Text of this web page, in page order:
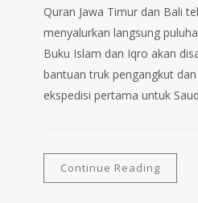
Quran Jawa Timur dan Bali
menyalurkan langsung
Buku Islam dan Iqro akan
bantuan truk pengangkut
ekspedisi pertama untuk
Continue Reading